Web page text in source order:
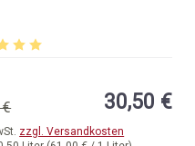
zzgl. Versandkosten
€
30,50 €